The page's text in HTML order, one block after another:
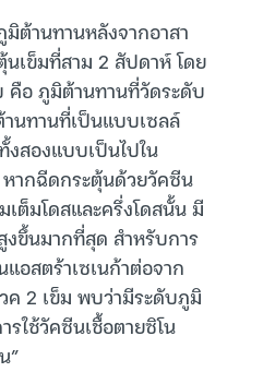
มิต้านทานหลังจากอาสา
เข็มที่สาม 2 สัปดาห์ โดย
คือ ภูมิต้านทานที่วัดระดับ
นทานที่เป็นแบบเซลล์
สองแบบเป็นไปใน
ากฉีดกระตุ้นด้วยวัคซีน
เต็มโดสและครึ่งโดสนั้น มี
ขึ้นมากที่สุด สำหรับการ
อสตร้าเซเนก้าต่อจาก
ค 2 เข็ม พบว่ามีระดับภูมิ
ใช้วัคซีนเชื้อตายซิโน
”